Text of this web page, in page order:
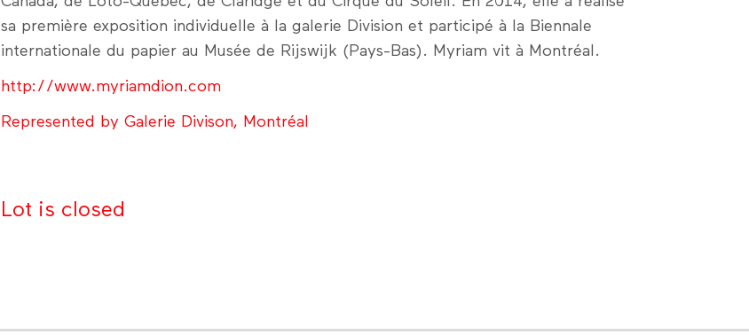
sa première exposition individuelle à la galerie Division et participé à la Biennale
internationale du papier au Musée de Rijswijk (Pays-Bas). Myriam vit à Montréal.
http://www.myriamdion.com
Represented by Galerie Divison, Montréal
Lot is closed